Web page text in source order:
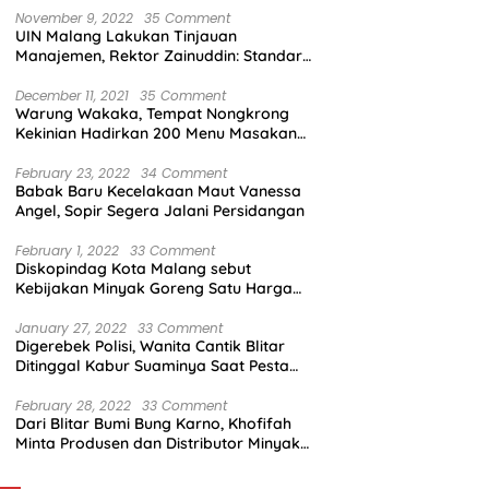
November 9, 2022 35 Comment
UIN Malang Lakukan Tinjauan
Manajemen, Rektor Zainuddin: Standar
December 11, 2021 35 Comment
Warung Wakaka, Tempat Nongkrong
Kekinian Hadirkan 200 Menu Masakan
February 23, 2022 34 Comment
Babak Baru Kecelakaan Maut Vanessa
Angel, Sopir Segera Jalani Persidangan
February 1, 2022 33 Comment
Diskopindag Kota Malang sebut
Kebijakan Minyak Goreng Satu Harga
January 27, 2022 33 Comment
Digerebek Polisi, Wanita Cantik Blitar
Ditinggal Kabur Suaminya Saat Pesta
February 28, 2022 33 Comment
Dari Blitar Bumi Bung Karno, Khofifah
Minta Produsen dan Distributor Minyak